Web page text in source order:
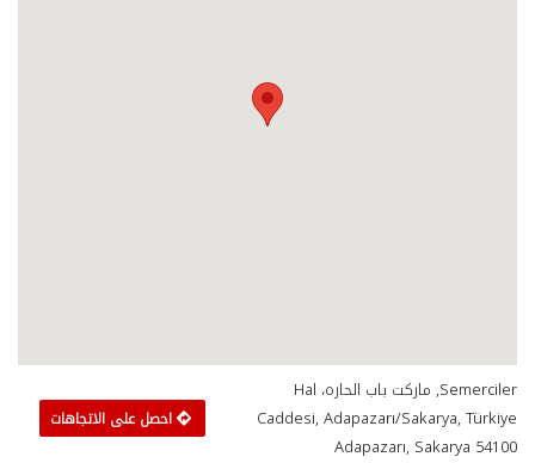
Semerciler, ماركت باب الحاره، Hal
Caddesi, Adapazarı/Sakarya, Türkiye
Adapazarı, Sakarya 54100
احصل على الاتجاهات